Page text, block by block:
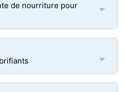
de nourriture pour